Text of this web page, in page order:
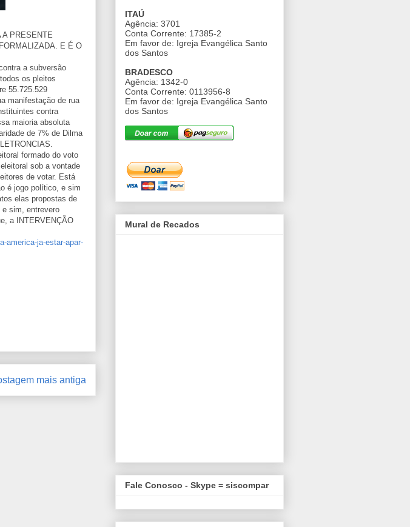
PRESENTE
E É O
a subversão
os pleitos
55.725.529
manifestação de rua
contra
maioria absoluta
de 7% de Dilma
formado do voto
sob a vontade
de votar. Está
é jogo político, e sim
elas propostas de
sim, entrevero
a INTERVENÇÃO
america-ja-estar-apar-
mais antiga
ITAÚ
Agência: 3701
Conta Corrente: 17385-2
Em favor de: Igreja Evangélica Santo
dos Santos
BRADESCO
Agência: 1342-0
Conta Corrente: 0113956-8
Em favor de: Igreja Evangélica Santo
dos Santos
Mural de Recados
Fale Conosco - Skype = siscompar